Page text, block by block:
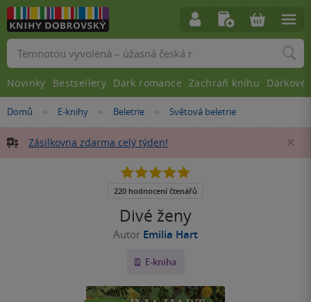
Nacházíte
zde:
Domů »
E-knihy »
Beletrie »
Světová beletrie
Zásilkovna zdarma celý týden!
Divé ženy
Autor Emilia Hart
E-kniha
4.8
5
220 hodnocení čtenářů
Vyhledávání
Novinky Bestsellery Dark romance Zachraň knihu Dárkové